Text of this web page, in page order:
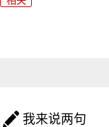
我来说两句